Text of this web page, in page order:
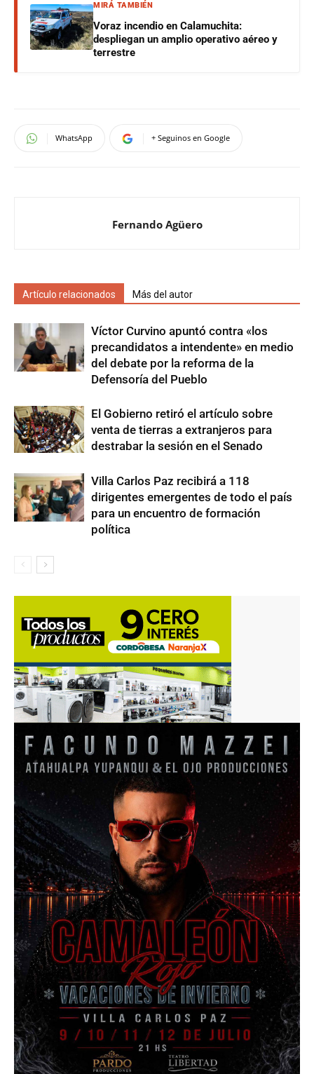
MIRÁ TAMBIÉN
Voraz incendio en Calamuchita:
despliegan un amplio operativo aéreo y
terrestre
WhatsApp + Seguinos en Google
Fernando Agüero
Artículo relacionados Más del autor
Víctor Curvino apuntó contra «los
precandidatos a intendente» en medio
del debate por la reforma de la
Defensoría del Pueblo
El Gobierno retiró el artículo sobre
venta de tierras a extranjeros para
destrabar la sesión en el Senado
Villa Carlos Paz recibirá a 118
dirigentes emergentes de todo el país
para un encuentro de formación
política